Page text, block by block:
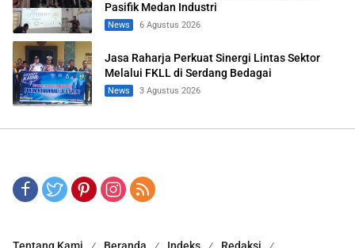
Pasifik Medan Industri
News 6 Agustus 2026
Jasa Raharja Perkuat Sinergi Lintas Sektor
Melalui FKLL di Serdang Bedagai
News 3 Agustus 2026